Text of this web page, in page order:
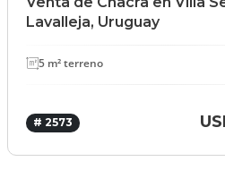
Lavalleja, Uruguay
5 m² terreno
# 2573